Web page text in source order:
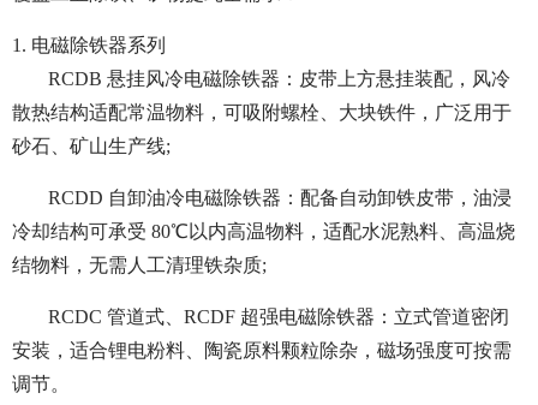
1. 电磁除铁器系列
RCDB 悬挂风冷电磁除铁器：皮带上方悬挂装配，风冷
散热结构适配常温物料，可吸附螺栓、大块铁件，广泛用于
砂石、矿山生产线;
RCDD 自卸油冷电磁除铁器：配备自动卸铁皮带，油浸
冷却结构可承受 80℃以内高温物料，适配水泥熟料、高温烧
结物料，无需人工清理铁杂质;
RCDC 管道式、RCDF 超强电磁除铁器：立式管道密闭
安装，适合锂电粉料、陶瓷原料颗粒除杂，磁场强度可按需
调节。